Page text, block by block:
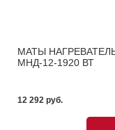
МАТЫ
МНД-12-1920 ВТ
12 292 pуб.